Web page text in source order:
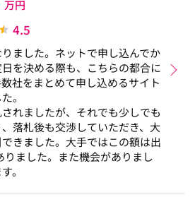
万円
4.5
ました。ネットで申し込んでか
を決める際も、こちらの都合に
社をまとめて申し込めるサイト
。
れましたが、それでも少しでも
落札後も交渉していただき、大
きました。大手ではこの額は出
りました。また機会がありまし
。